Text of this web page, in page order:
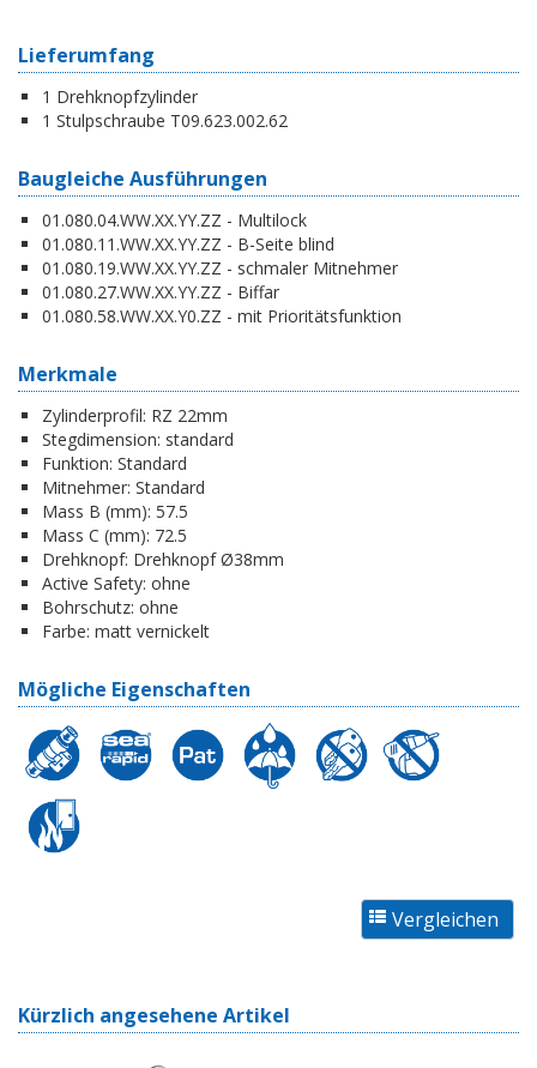
Lieferumfang
1 Drehknopfzylinder
1 Stulpschraube T09.623.002.62
Baugleiche Ausführungen
01.080.04.WW.XX.YY.ZZ - Multilock
01.080.11.WW.XX.YY.ZZ - B-Seite blind
01.080.19.WW.XX.YY.ZZ - schmaler Mitnehmer
01.080.27.WW.XX.YY.ZZ - Biffar
01.080.58.WW.XX.Y0.ZZ - mit Prioritätsfunktion
Merkmale
Zylinderprofil: RZ 22mm
Stegdimension: standard
Funktion: Standard
Mitnehmer: Standard
Mass B (mm): 57.5
Mass C (mm): 72.5
Drehknopf: Drehknopf Ø38mm
Active Safety: ohne
Bohrschutz: ohne
Farbe: matt vernickelt
Mögliche Eigenschaften
Kürzlich angesehene Artikel